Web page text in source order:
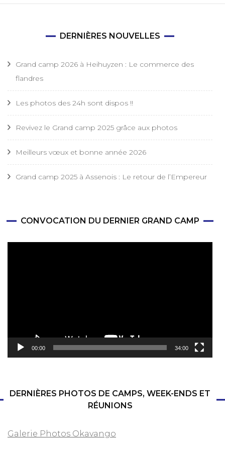
DERNIÈRES NOUVELLES
Grand camp 2026 à Heihuyzen : Le commerce des
flandres
Les photos des 24h sont dispos !!
Revivez le Grand camp 2025 grâce aux photos
Meilleurs vœux et bonne année 2026
Grand camp 2025 à Assenois : Le retour de l’Empereur
CONVOCATION DU DERNIER GRAND CAMP
00:00 34:00
DERNIÈRES PHOTOS DE CAMPS, WEEK-ENDS ET
RÉUNIONS
Galerie Photos Okavango